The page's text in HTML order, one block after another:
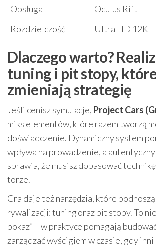
Obsługa
Oculus Rift
Rozdzielczość
Ultra HD 12K
Dlaczego warto?
tuning i pit stopy, które
zmieniają strategię
Jeśli cenisz symulacje, Project Cars
miks elementów, które razem tworzą
doświadczenie. Dynamiczny system
wpływa na prowadzenie, a
sprawia, że musisz dopasować
torze.
Gra daje też narzędzia, które
rywalizacji: tuning oraz pit stopy. To
pokaz” – w praktyce pomagają
zarządzać wyścigiem w czasie, gdy